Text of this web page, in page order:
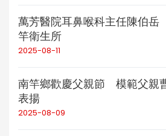
萬芳醫院耳鼻喉科主任陳伯
竿衛生所
2025-08-11
南竿鄉歡慶父親節 模範父親
表揚
2025-08-09